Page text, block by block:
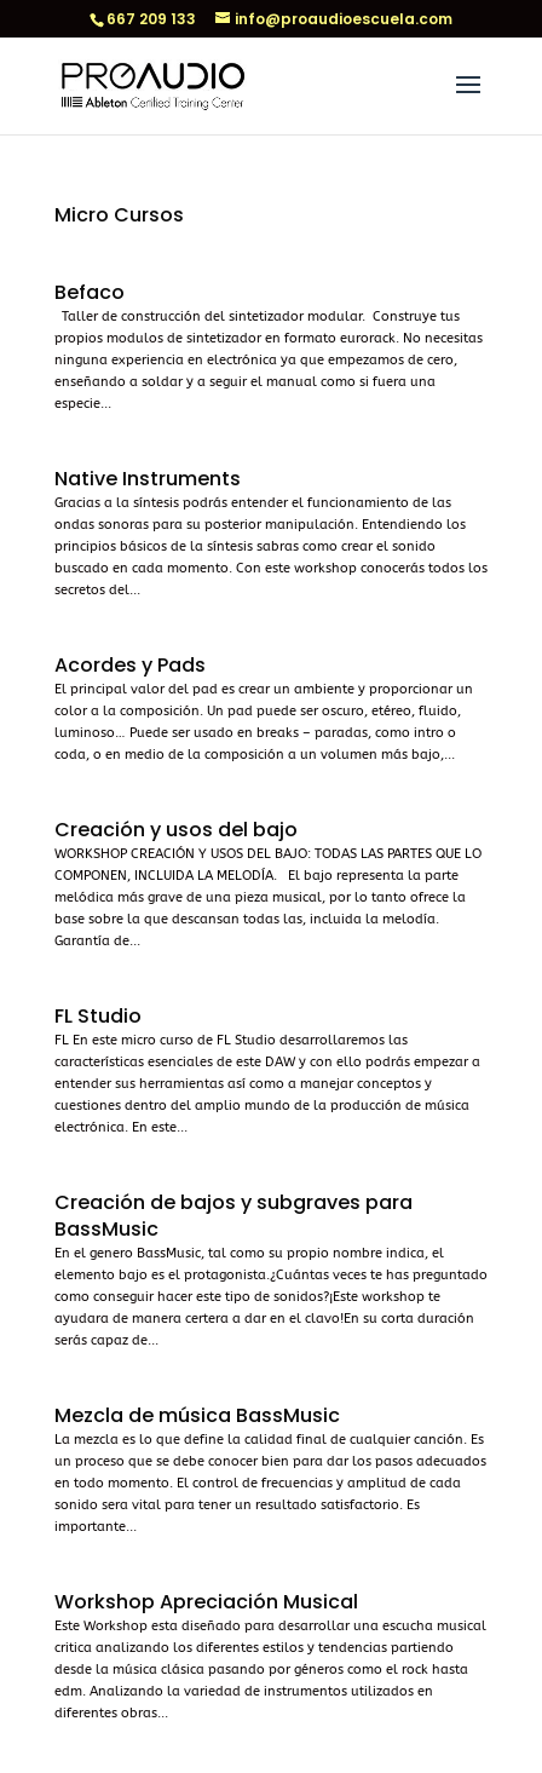
667 209 133 info@proaudioescuela.com
Micro Cursos
Befaco
Taller de construcción del sintetizador modular. Construye tus
propios modulos de sintetizador en formato eurorack. No necesitas
ninguna experiencia en electrónica ya que empezamos de cero,
enseñando a soldar y a seguir el manual como si fuera una
especie...
Native Instruments
Gracias a la síntesis podrás entender el funcionamiento de las
ondas sonoras para su posterior manipulación. Entendiendo los
principios básicos de la síntesis sabras como crear el sonido
buscado en cada momento. Con este workshop conocerás todos los
secretos del...
Acordes y Pads
El principal valor del pad es crear un ambiente y proporcionar un
color a la composición. Un pad puede ser oscuro, etéreo, fluido,
luminoso… Puede ser usado en breaks – paradas, como intro o
coda, o en medio de la composición a un volumen más bajo,...
Creación y usos del bajo
WORKSHOP CREACIÓN Y USOS DEL BAJO: TODAS LAS PARTES QUE LO
COMPONEN, INCLUIDA LA MELODÍA. El bajo representa la parte
melódica más grave de una pieza musical, por lo tanto ofrece la
base sobre la que descansan todas las, incluida la melodía.
Garantía de...
FL Studio
FL En este micro curso de FL Studio desarrollaremos las
características esenciales de este DAW y con ello podrás empezar a
entender sus herramientas así como a manejar conceptos y
cuestiones dentro del amplio mundo de la producción de música
electrónica. En este...
Creación de bajos y subgraves para
BassMusic
En el genero BassMusic, tal como su propio nombre indica, el
elemento bajo es el protagonista.¿Cuántas veces te has preguntado
como conseguir hacer este tipo de sonidos?¡Este workshop te
ayudara de manera certera a dar en el clavo!En su corta duración
serás capaz de...
Mezcla de música BassMusic
La mezcla es lo que define la calidad final de cualquier canción. Es
un proceso que se debe conocer bien para dar los pasos adecuados
en todo momento. El control de frecuencias y amplitud de cada
sonido sera vital para tener un resultado satisfactorio. Es
importante...
Workshop Apreciación Musical
Este Workshop esta diseñado para desarrollar una escucha musical
critica analizando los diferentes estilos y tendencias partiendo
desde la música clásica pasando por géneros como el rock hasta
edm. Analizando la variedad de instrumentos utilizados en
diferentes obras...